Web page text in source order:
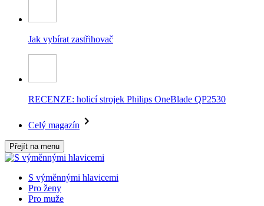
Jak vybírat zastřihovač
RECENZE: holicí strojek Philips OneBlade QP2530
Celý magazín
Přejít na menu
S výměnnými hlavicemi
Pro ženy
Pro muže